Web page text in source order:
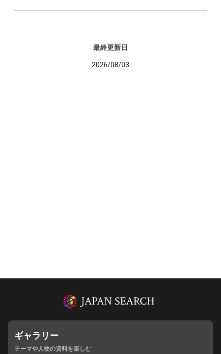
最終更新日
2026/08/03
ギャラリー
テーマや人物の資料を楽しむ